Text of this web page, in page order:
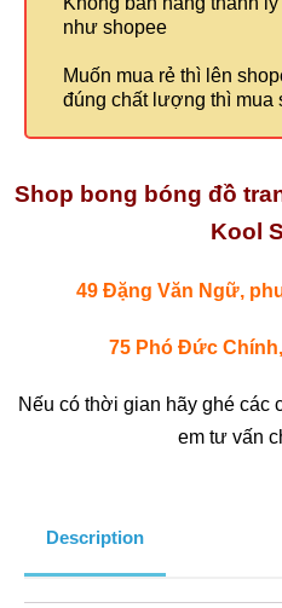
như shopee
Muốn mua rẻ thì lên
đúng chất lượng thì mua
Shop bong bóng đồ
Kool
49 Đặng Văn Ngữ,
75 Phó Đức
Nếu có thời gian hãy ghé các
em tư vấn
Description